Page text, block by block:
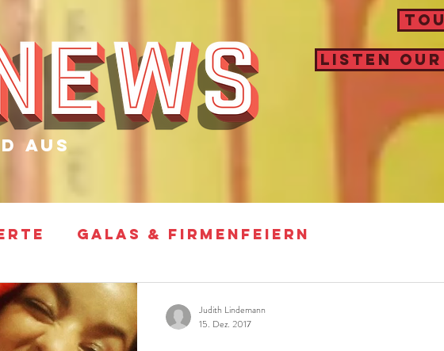
LISTEN
aus
GALAS & FIRMENFEIERN
FOTO SHOOTINGS & VIDEO DREHS
Judith Lindemann
15. Dez. 2017